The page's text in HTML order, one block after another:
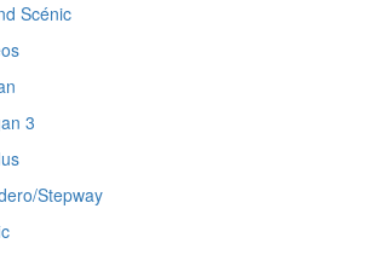
Scénic
3
Stepway